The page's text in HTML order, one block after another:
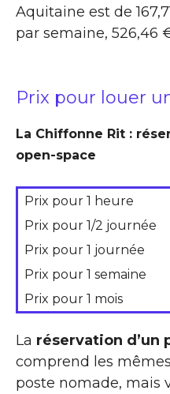
Aquitaine est de
par semaine, 526,46
Prix pour louer
La Chiffonne Rit :
open-space
Prix pour 1 heure
Prix pour 1/2 journée
Prix pour 1 journée
Prix pour 1 semaine
Prix pour 1 mois
La réservation d’un
comprend les
poste nomade, mais